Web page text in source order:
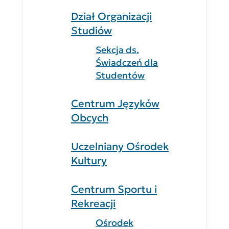
Dział Organizacji
Studiów
Sekcja ds.
Świadczeń dla
Studentów
Centrum Języków
Obcych
Uczelniany Ośrodek
Kultury
Centrum Sportu i
Rekreacji
Ośrodek